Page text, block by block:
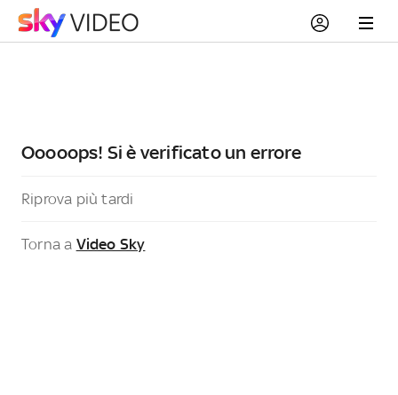
Ooooops! Si è verificato un errore
Riprova più tardi
Torna a Video Sky